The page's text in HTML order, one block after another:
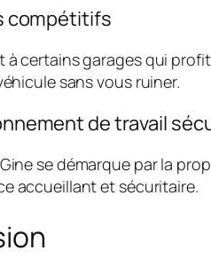
compétitifs
certains garages qui
sans vous ruiner.
de travail
se démarque par la
accueillant et sécuritaire.